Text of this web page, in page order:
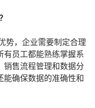
势，企业需要制定合理
有员工都能熟练掌握系
销售流程管理和数据分
能确保数据的准确性和